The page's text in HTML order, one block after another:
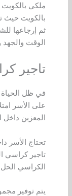
ملكي بالكويت
بالكويت حيث
ثم إرجاعها
الوقت والجهد
تاجير
في ظل الحياة
على الأسر
المعزين داخل
تحتاج الأسر
تاجير كراسي
الكراسي الحل
يتم توفير